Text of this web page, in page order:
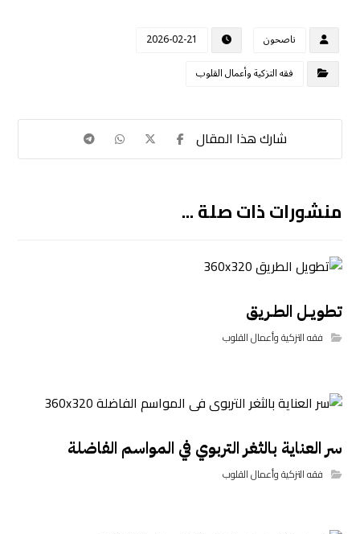
ناصحون
2026-02-21
فقه التزكية وأعمال القلوب
منشورات ذات صلة ...
تطويـل الطـريق
فقه التزكية وأعمال القلوب
سر العناية بالثغر التربوي في المواسم الفاضلة
فقه التزكية وأعمال القلوب